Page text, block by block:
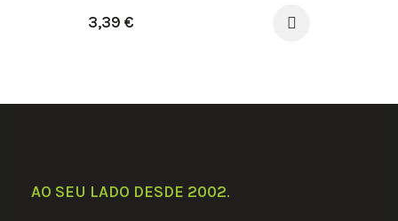
3,39 €
AO SEU LADO DESDE 2002.